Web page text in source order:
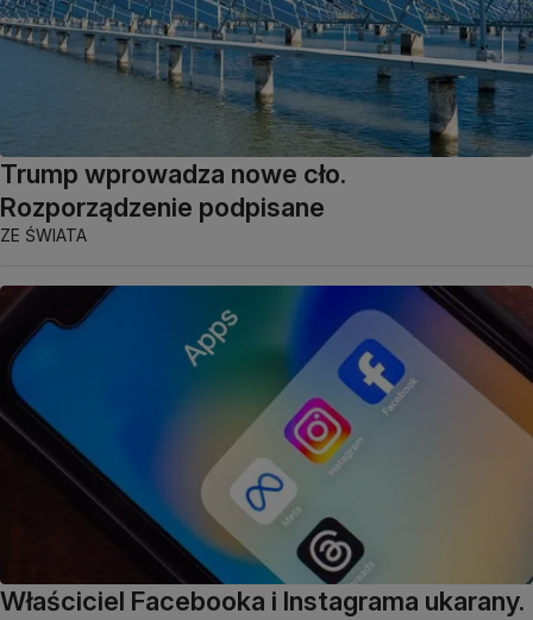
Trump wprowadza nowe cło.
Rozporządzenie podpisane
ZE ŚWIATA
Właściciel Facebooka i Instagrama ukarany.